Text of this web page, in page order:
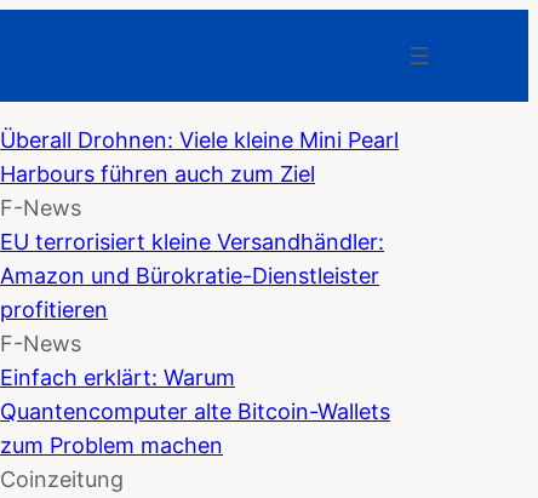
Überall Drohnen: Viele kleine Mini Pearl
Harbours führen auch zum Ziel
F-News
EU terrorisiert kleine Versandhändler:
Amazon und Bürokratie-Dienstleister
profitieren
F-News
Einfach erklärt: Warum
Quantencomputer alte Bitcoin-Wallets
zum Problem machen
Coinzeitung